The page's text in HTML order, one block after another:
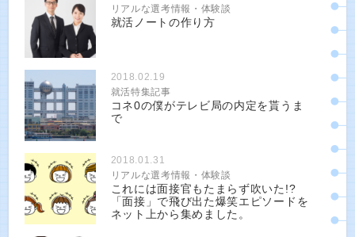
リアルな選考情報・体験談
就活ノートの作り方
2018.02.19
就活特集記事
コネ0の僕がテレビ局の内定を貰うま
で
2018.01.31
リアルな選考情報・体験談
これには面接官もたまらず吹いた!?
「面接」で飛び出た爆笑エピソードを
ネット上から集めました。